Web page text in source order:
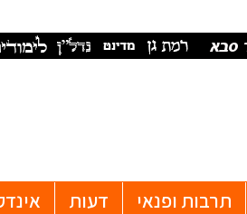
תרבות ופנאי דעות